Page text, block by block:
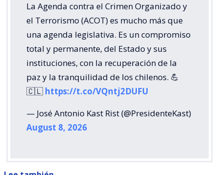
La Agenda contra el Crimen Organizado y
el Terrorismo (ACOT) es mucho más que
una agenda legislativa. Es un compromiso
total y permanente, del Estado y sus
instituciones, con la recuperación de la
paz y la tranquilidad de los chilenos. 💪
🇨🇱 https://t.co/VQntj2DUFU
— José Antonio Kast Rist (@PresidenteKast)
August 8, 2026